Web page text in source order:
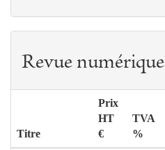
Revue numérique
Titre
Prix
HT
€
TVA
%